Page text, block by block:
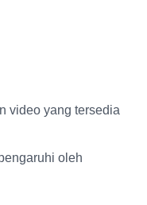
video yang tersedia
oleh